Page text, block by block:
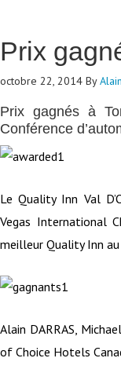
Prix
octobre 22, 2014 By
Prix gagnés à
Conférence
Le Quality Inn Val
Vegas International
meilleur Quality Inn
Alain DARRAS,
of Choice Hotels